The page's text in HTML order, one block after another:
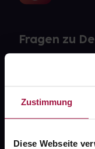
Zustimmung
Diese Webseite
Fragen zu